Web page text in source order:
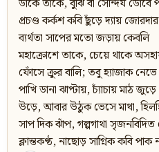
ডাকে তাকে, বুঝি বা সৌন্দর্য ডোবে
প্রচণ্ড কর্কশ কবি ছুঁড়ে দ্যায়
ব্যর্থতা সাপের মতো জড়ায় কেবলি
মহাক্রোশে তাকে, চেয়ে থাকে
ফোঁসে ক্রুর বালি; তবু হ্যাজাক
পাখি ডানা ঝাপ্টায়, চ্যাঁচায় মাঠ জুড়ে
উড়ে, আবার উঠুক ভেসে মাথা,
সাপ দিক ঝাঁপ, গল্পগাথা
ক্লান্তকণ্ঠ, নাছোড় সাগ্নিক কবি পাক